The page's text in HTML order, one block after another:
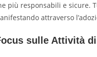
più responsabili e sicure.
attraverso
sulle Attività